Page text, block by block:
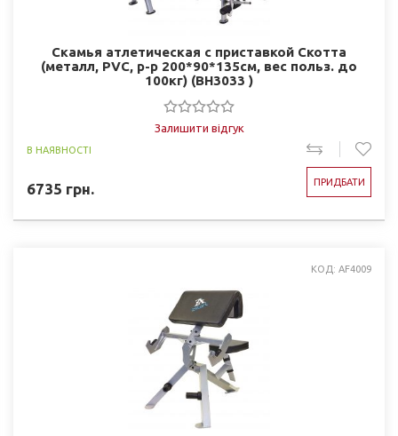
Скамья атлетическая с приставкой Скотта
(металл, PVC, р-р 200*90*135см, вес польз. до
100кг) (BH3033 )
Залишити відгук
В НАЯВНОСТІ
6735 грн. ПРИДБАТИ
КОД: AF4009